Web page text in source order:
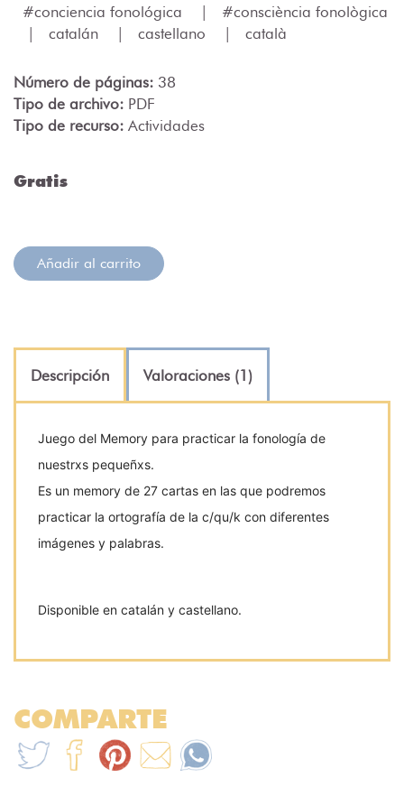
#conciencia fonológica
|
#consciència fonològica
|
catalán | castellano | català
Número de páginas: 38
Tipo de archivo: PDF
Tipo de recurso: Actividades
Gratis
Añadir al carrito
Descripción Valoraciones (1)
Juego del Memory para practicar la fonología de
nuestrxs pequeñxs.
Es un memory de 27 cartas en las que podremos
practicar la ortografía de la c/qu/k con diferentes
imágenes y palabras.
Disponible en catalán y castellano.
COMPARTE